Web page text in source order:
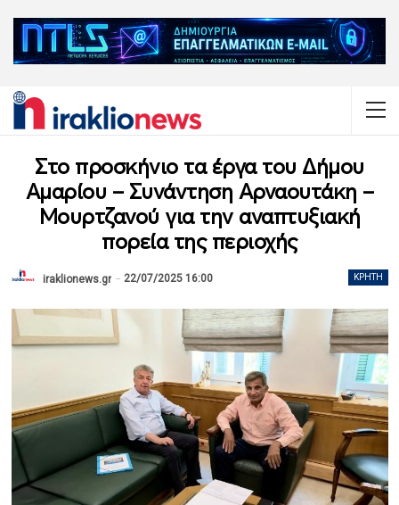
Στο προσκήνιο τα έργα του Δήμου
Αμαρίου – Συνάντηση Αρναουτάκη –
Μουρτζανού για την αναπτυξιακή
πορεία της περιοχής
ΚΡΉΤΗ
iraklionews.gr 22/07/2025 16:00